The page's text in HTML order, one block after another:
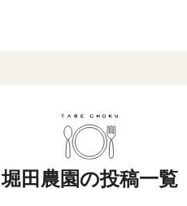
堀田農園の投稿一覧